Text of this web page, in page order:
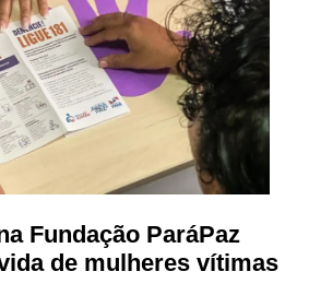
Fundação ParáPaz
de mulheres vítimas